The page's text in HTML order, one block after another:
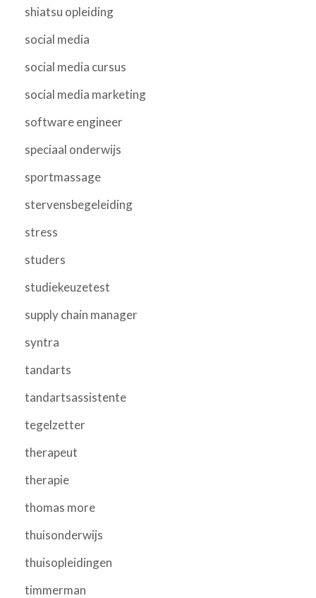
shiatsu opleiding
social media
social media cursus
social media marketing
software engineer
speciaal onderwijs
sportmassage
stervensbegeleiding
stress
studers
studiekeuzetest
supply chain manager
syntra
tandarts
tandartsassistente
tegelzetter
therapeut
therapie
thomas more
thuisonderwijs
thuisopleidingen
timmerman